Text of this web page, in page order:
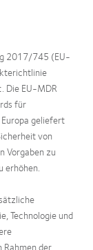
2017/745 (EU-
Die EU-MDR
für
geliefert
von
Vorgaben zu
erhöhen.
Technologie und
der